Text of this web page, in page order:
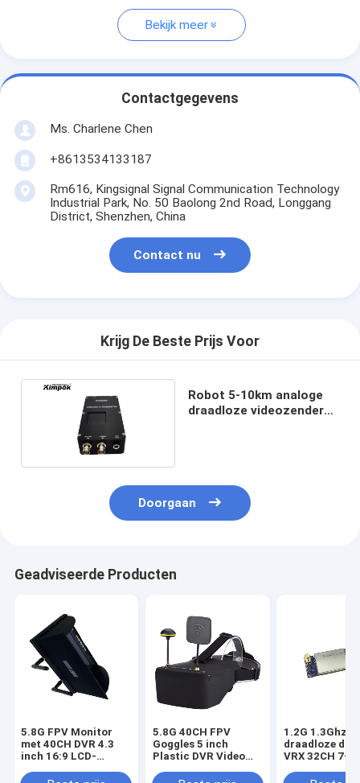
Bekijk meer
Contactgegevens
Ms. Charlene Chen
+8613534133187
Rm616, Kingsignal Signal Communication Technology
Industrial Park, No. 50 Baolong 2nd Road, Longgang
District, Shenzhen, China
Contact nu
Krijg De Beste Prijs Voor
Robot 5-10km analoge
draadloze videozender
Doorgaan
Geadviseerde Producten
5.8G FPV Monitor
met 40CH DVR 4.3
inch 16:9 LCD-
Automatisch Zoeken
5.8G 40CH FPV
Goggles 5 inch
Plastic DVR Video
Professionele drone
1.2G 1.3Ghz
draadloze
VRX 32CH 7-
Transmitter